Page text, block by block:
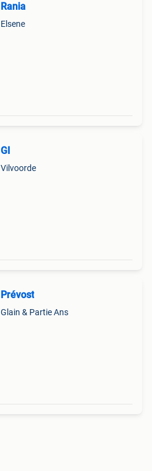
Rania
Elsene
GI
Vilvoorde
Prévost
Glain & Partie Ans